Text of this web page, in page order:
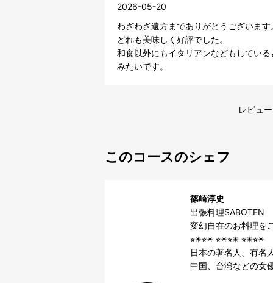
2026-05-20
わざわざ遠方までありがとうございます
どれも美味しく好評でした。
和食以外にもイタリアンなどもしてい
みたいです。
レビュ
このコースのシェフ
篠崎淳史
出張料理SABOTEN
変幻自在のお料理を
⭐︎✴︎⭐︎✴︎ ⭐︎✴︎⭐︎✴︎ ⭐︎✴︎⭐︎✴︎
日本の著名人、有名
中国、台湾などの女